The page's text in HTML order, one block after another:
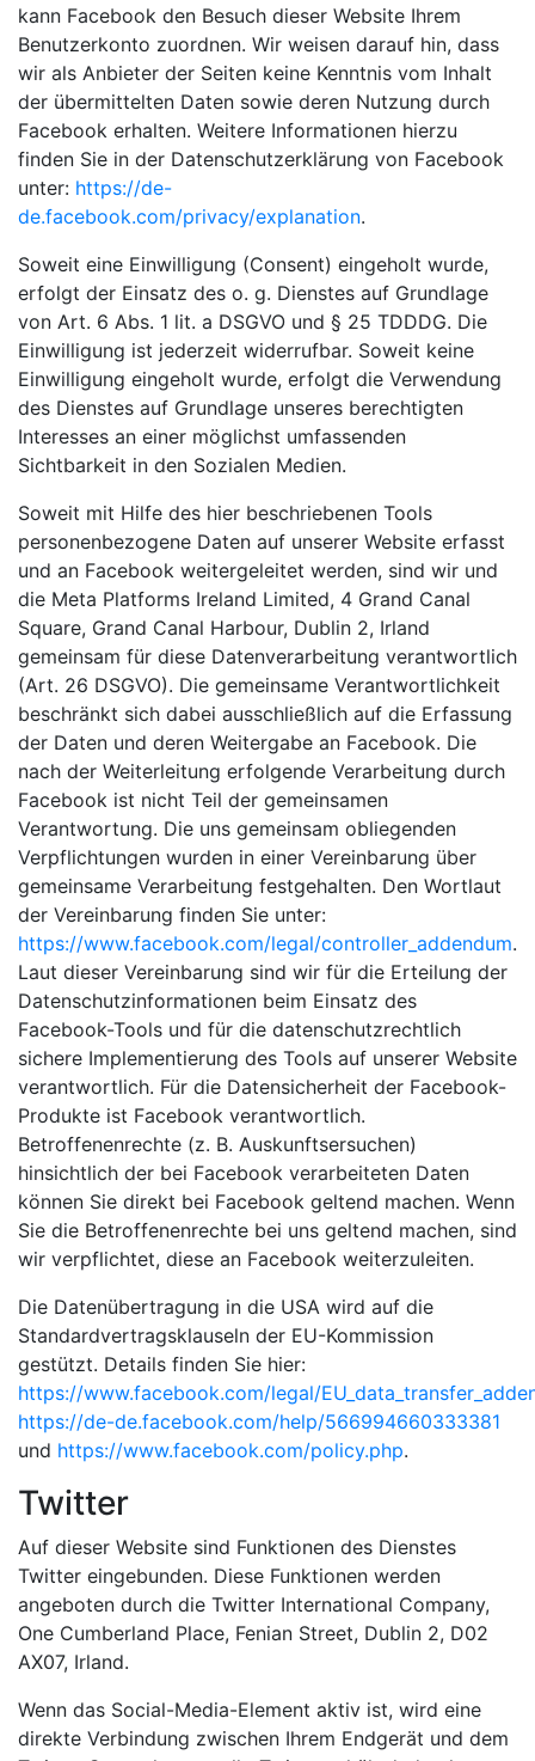
kann Facebook den Besuch dieser Website Ihrem
Benutzerkonto zuordnen. Wir weisen darauf hin, dass
wir als Anbieter der Seiten keine Kenntnis vom Inhalt
der übermittelten Daten sowie deren Nutzung durch
Facebook erhalten. Weitere Informationen hierzu
finden Sie in der Datenschutzerklärung von Facebook
unter: https://de-
de.facebook.com/privacy/explanation.
Soweit eine Einwilligung (Consent) eingeholt wurde,
erfolgt der Einsatz des o. g. Dienstes auf Grundlage
von Art. 6 Abs. 1 lit. a DSGVO und § 25 TDDDG. Die
Einwilligung ist jederzeit widerrufbar. Soweit keine
Einwilligung eingeholt wurde, erfolgt die Verwendung
des Dienstes auf Grundlage unseres berechtigten
Interesses an einer möglichst umfassenden
Sichtbarkeit in den Sozialen Medien.
Soweit mit Hilfe des hier beschriebenen Tools
personenbezogene Daten auf unserer Website erfasst
und an Facebook weitergeleitet werden, sind wir und
die Meta Platforms Ireland Limited, 4 Grand Canal
Square, Grand Canal Harbour, Dublin 2, Irland
gemeinsam für diese Datenverarbeitung verantwortlich
(Art. 26 DSGVO). Die gemeinsame Verantwortlichkeit
beschränkt sich dabei ausschließlich auf die Erfassung
der Daten und deren Weitergabe an Facebook. Die
nach der Weiterleitung erfolgende Verarbeitung durch
Facebook ist nicht Teil der gemeinsamen
Verantwortung. Die uns gemeinsam obliegenden
Verpflichtungen wurden in einer Vereinbarung über
gemeinsame Verarbeitung festgehalten. Den Wortlaut
der Vereinbarung finden Sie unter:
https://www.facebook.com/legal/controller_addendum.
Laut dieser Vereinbarung sind wir für die Erteilung der
Datenschutzinformationen beim Einsatz des
Facebook-Tools und für die datenschutzrechtlich
sichere Implementierung des Tools auf unserer Website
verantwortlich. Für die Datensicherheit der Facebook-
Produkte ist Facebook verantwortlich.
Betroffenenrechte (z. B. Auskunftsersuchen)
hinsichtlich der bei Facebook verarbeiteten Daten
können Sie direkt bei Facebook geltend machen. Wenn
Sie die Betroffenenrechte bei uns geltend machen, sind
wir verpflichtet, diese an Facebook weiterzuleiten.
Die Datenübertragung in die USA wird auf die
Standardvertragsklauseln der EU-Kommission
gestützt. Details finden Sie hier:
https://www.facebook.com/legal/
https://de-de.facebook.com/help/566994660333381
und https://www.facebook.com/policy.php.
Twitter
Auf dieser Website sind Funktionen des Dienstes
Twitter eingebunden. Diese Funktionen werden
angeboten durch die Twitter International Company,
One Cumberland Place, Fenian Street, Dublin 2, D02
AX07, Irland.
Wenn das Social-Media-Element aktiv ist, wird eine
direkte Verbindung zwischen Ihrem Endgerät und dem